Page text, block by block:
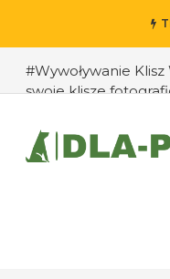
#Wywoływanie Klisz
swoje klisze
#Jak przedłużyć
#Jak zapobiec